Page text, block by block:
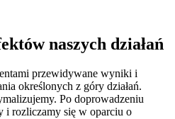
naszych działań
przewidywane wyniki i
określonych z góry działań.
Po doprowadzeniu
i rozliczamy się w oparciu o